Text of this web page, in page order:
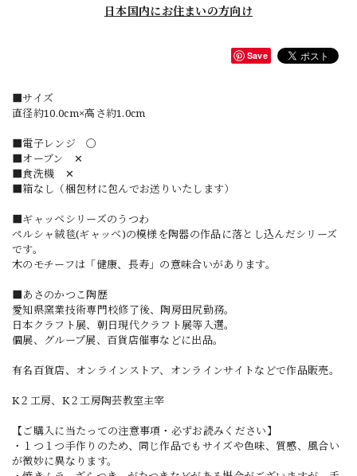
日本国内にお住まいの方向け
Save
■サイズ
直径約10.0cm×高さ約1.0cm
■電子レンジ 〇
■オーブン ✕
■食洗機 ✕
■箱なし（梱包材に包んでお送りいたします）
■ギャッベシリーズのうつわ
ペルシャ絨毯(ギャッベ)の模様を陶器の作品に落とし込んだシリーズ
です。
木のモチーフは「健康、長寿」の意味合いがあります。
■あさのかつこ陶歴
愛知県窯業技術専門校修了後、陶房田尻勤務。
日本クラフト展、朝日現代クラフト展等入選。
個展、グループ展、百貨店催事などに出品。
有名百貨店、オンラインストア、オンラインサイトなどで作品販売。
K２工房、K２工房陶芸教室主宰
【ご購入に当たっての注意事項・必ずお読みください】
・１つ１つ手作りのため、同じ作品でもサイズや色味、質感、風合い
が微妙に異なります。